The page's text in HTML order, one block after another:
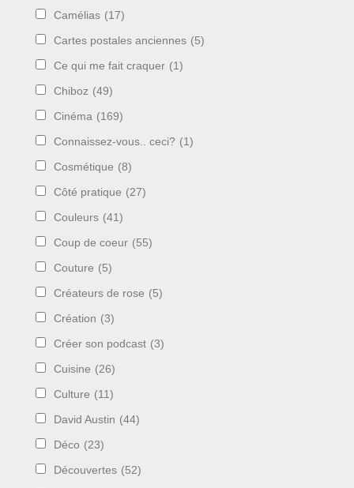
Camélias (17)
Cartes postales anciennes (5)
Ce qui me fait craquer (1)
Chiboz (49)
Cinéma (169)
Connaissez-vous.. ceci? (1)
Cosmétique (8)
Côté pratique (27)
Couleurs (41)
Coup de coeur (55)
Couture (5)
Créateurs de rose (5)
Création (3)
Créer son podcast (3)
Cuisine (26)
Culture (11)
David Austin (44)
Déco (23)
Découvertes (52)